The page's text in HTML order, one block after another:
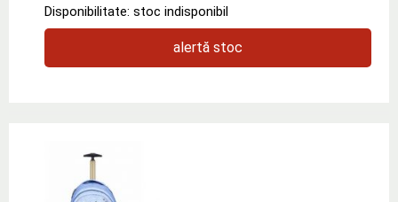
Disponibilitate: stoc indisponibil
alertă stoc